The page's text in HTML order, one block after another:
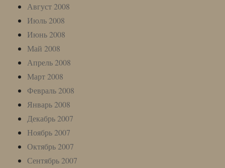
Август 2008
Июль 2008
Июнь 2008
Май 2008
Апрель 2008
Март 2008
Февраль 2008
Январь 2008
Декабрь 2007
Ноябрь 2007
Октябрь 2007
Сентябрь 2007